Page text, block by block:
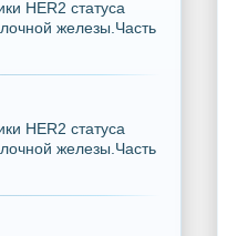
HER2 статуса
железы.Часть
HER2 статуса
железы.Часть